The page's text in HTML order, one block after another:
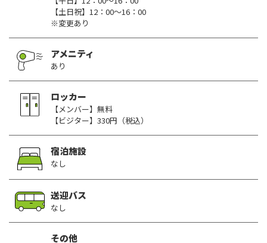
【土日祝】12：00～16：00
※変更あり
アメニティ
あり
ロッカー
【メンバー】無料
【ビジター】330円（税込）
宿泊施設
なし
送迎バス
なし
その他